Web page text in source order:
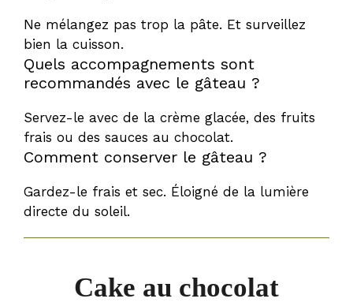
Ne mélangez pas trop la pâte. Et surveillez
bien la cuisson.
Quels accompagnements sont
recommandés avec le gâteau ?
Servez-le avec de la crème glacée, des fruits
frais ou des sauces au chocolat.
Comment conserver le gâteau ?
Gardez-le frais et sec. Éloigné de la lumière
directe du soleil.
Cake au chocolat